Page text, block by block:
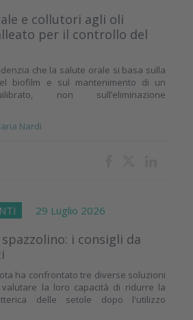
e collutori agli oli
per il controllo del
che la salute orale si basa sulla
biofilm e sul mantenimento di un
non sull’eliminazione
Nardi
29 Luglio 2026
i consigli da
ha confrontato tre diverse soluzioni
la loro capacità di ridurre la
delle setole dopo l'utilizzo